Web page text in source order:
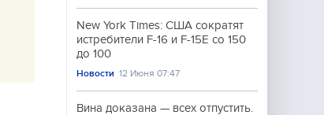
New York Times: США сократят
истребители F-16 и F-15E со 150
до 100
Новости 12 Июня 07:47
Вина доказана — всех отпустить.